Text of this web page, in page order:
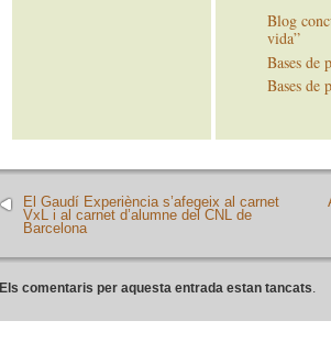
Blog
vida”
Bases de
Bases de
El Gaudí Experiència s’afegeix al carnet
VxL i al carnet d’alumne del CNL de
Barcelona
Els comentaris per aquesta entrada estan tancats.